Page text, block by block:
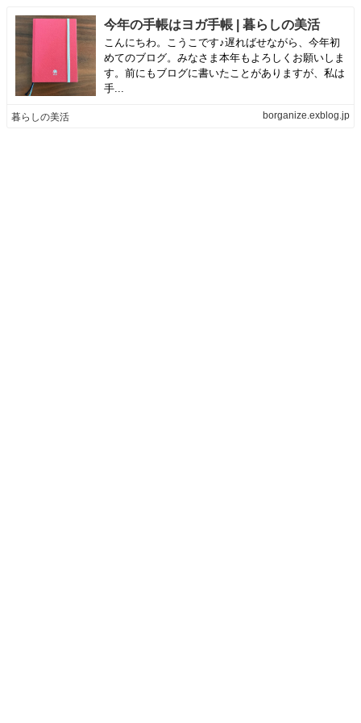
今年の手帳はヨガ手帳 | 暮らしの美活
こんにちわ。こうこです♪遅ればせながら、今年初
めてのブログ。みなさま本年もよろしくお願いしま
す。前にもブログに書いたことがありますが、私は
手...
暮らしの美活 borganize.exblog.jp